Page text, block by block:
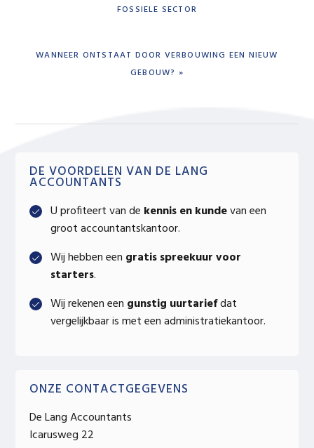
FOSSIELE SECTOR
NEXT
WANNEER ONTSTAAT DOOR VERBOUWING EEN NIEUW
GEBOUW? »
Primary
Sidebar
DE VOORDELEN VAN DE LANG
ACCOUNTANTS
U profiteert van de kennis en kundevan een
groot accountantskantoor.
Wij hebben een gratis spreekuur voor
starters.
Wij rekenen een gunstig uurtariefdat
vergelijkbaar is met een administratiekantoor.
ONZE CONTACTGEGEVENS
De Lang Accountants
Icarusweg 22